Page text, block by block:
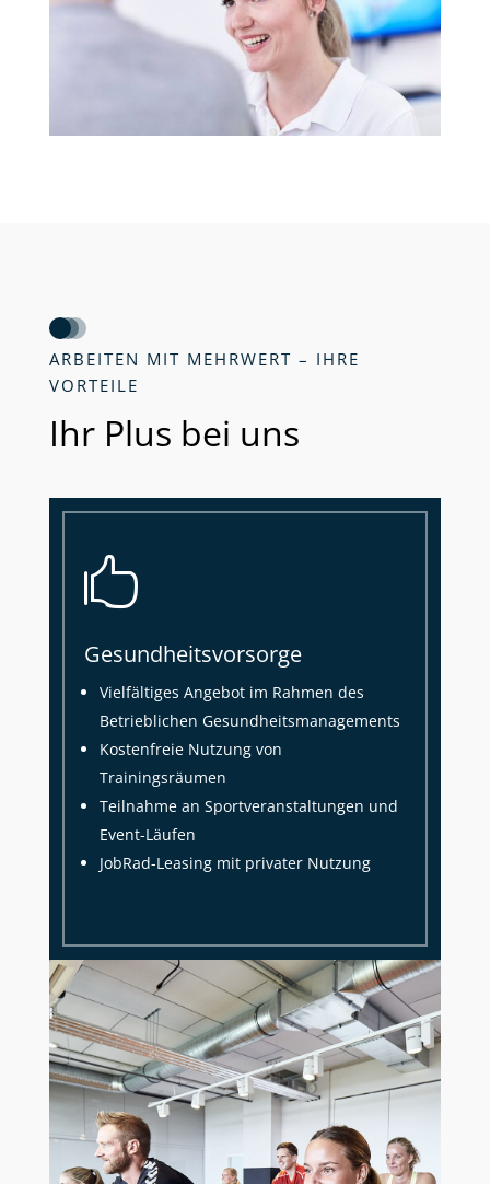
ARBEITEN MIT MEHRWERT – IHRE
VORTEILE
Ihr Plus bei uns

Gesundheitsvorsorge
Vielfältiges Angebot im Rahmen des
Betrieblichen Gesundheitsmanagements
Kostenfreie Nutzung von
Trainingsräumen
Teilnahme an Sportveranstaltungen und
Event-Läufen
JobRad-Leasing mit privater Nutzung